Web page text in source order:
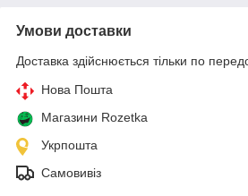
Умови доставки
Доставка здійснюється тільки по
Нова Пошта
Магазини Rozetka
Укрпошта
Самовивіз